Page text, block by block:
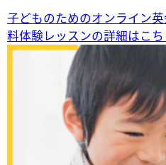
子どものためのオンライン英
料体験レッスンの詳細はこ